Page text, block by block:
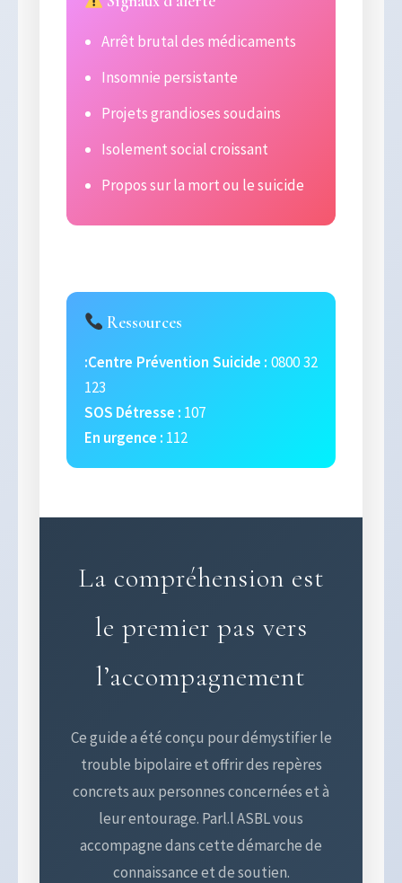
Arrêt brutal des médicaments
Insomnie persistante
Projets grandioses soudains
Isolement social croissant
Propos sur la mort ou le suicide
Ressources
:Centre Prévention Suicide : 0800 32
123
SOS Détresse : 107
En urgence : 112
La compréhension est
le premier pas vers
l’accompagnement
Ce guide a été conçu pour démystifier le
trouble bipolaire et offrir des repères
concrets aux personnes concernées et à
leur entourage. Parl.l ASBL vous
accompagne dans cette démarche de
connaissance et de soutien.